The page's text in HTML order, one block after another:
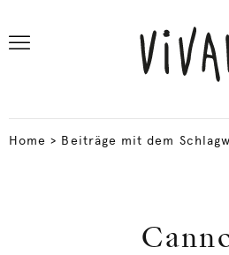
Home > Beiträge mit dem